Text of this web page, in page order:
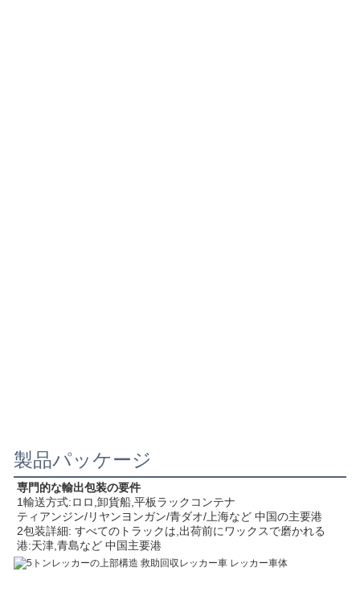
製品パッケージ
専門的な輸出包装の要件
1輸送方式:ロロ,卸貨船,平板ラックコンテナ
ティアンジン/リヤンヨンガン/青ダオ/上海など 中国の主要港
2包装詳細: すべてのトラックは,出荷前にワックスで磨かれる
港:天津,青島など 中国主要港